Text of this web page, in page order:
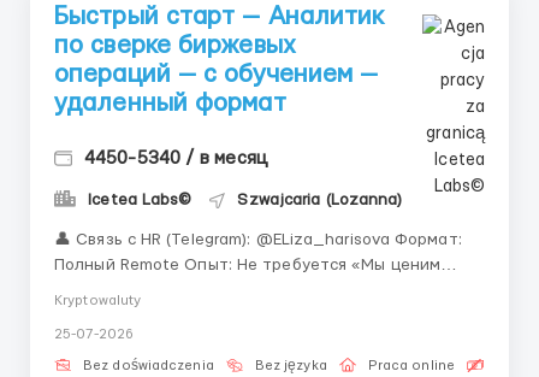
Быстрый старт — Аналитик
по сверке биржевых
операций — с обучением —
удаленный формат
4450-5340 / в месяц
Icetea Labs© Szwajcaria (Lozanna)
👤 Связь с HR (Telegram): @ELiza_harisova Формат:
Полный Remote Опыт: Не требуется «Мы ценим
инвестировать в Вас.» Современные финансовые
площадки работают на стыке технологий и
Kryptowaluty
25-07-2026
Bez doświadczenia Bez języka Praca online